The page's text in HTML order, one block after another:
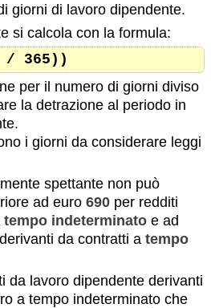
giorni di lavoro dipendente.
si calcola con la formula:
/ 365))
per il numero di giorni diviso
la detrazione al periodo in
i giorni da considerare leggi
spettante non può
ad euro 690 per redditi
tempo indeterminato e ad
da contratti a tempo
da lavoro dipendente derivanti
a tempo indeterminato che